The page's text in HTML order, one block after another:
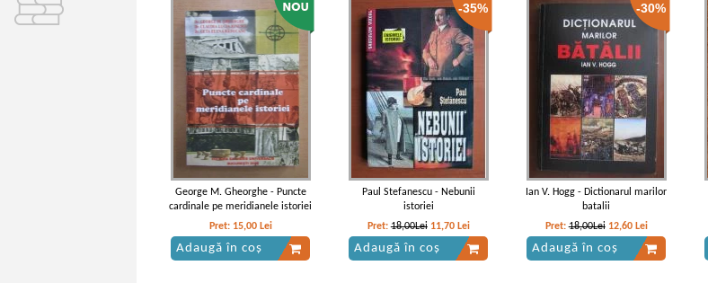
George M. Gheorghe - Puncte
cardinale pe meridianele istoriei
Pret: 15,00 Lei
Adaugă în coș
-35%
Paul Stefanescu - Nebunii
istoriei
Pret:18,00Lei 11,70 Lei
Adaugă în coș
-30%
Ian V. Hogg - Dictionarul marilor
batalii
Pret:18,00Lei 12,60 Lei
Adaugă în coș